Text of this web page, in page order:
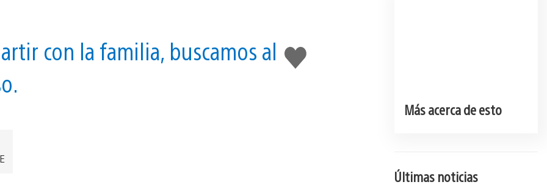
Me
gusta
con la familia, buscamos al
Más acerca de esto
Últimas noticias